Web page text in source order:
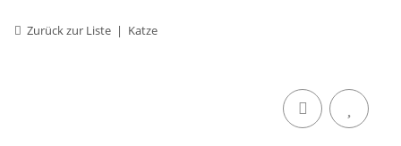
Zurück zur Liste Katze